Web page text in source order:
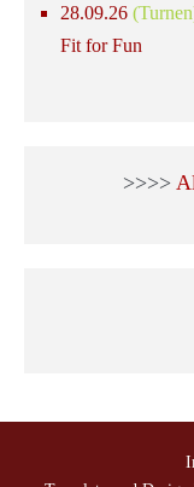
28.09.26
Fit for Fun
>>>>